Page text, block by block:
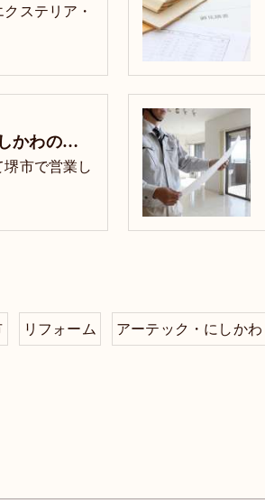
ステリア・
堺市のリフォーム･アーテック・にしかわのお客様の声
市で営業し
リフォーム アーテック・にしかわ